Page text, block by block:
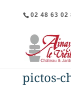
02 48 63 02
pictos-